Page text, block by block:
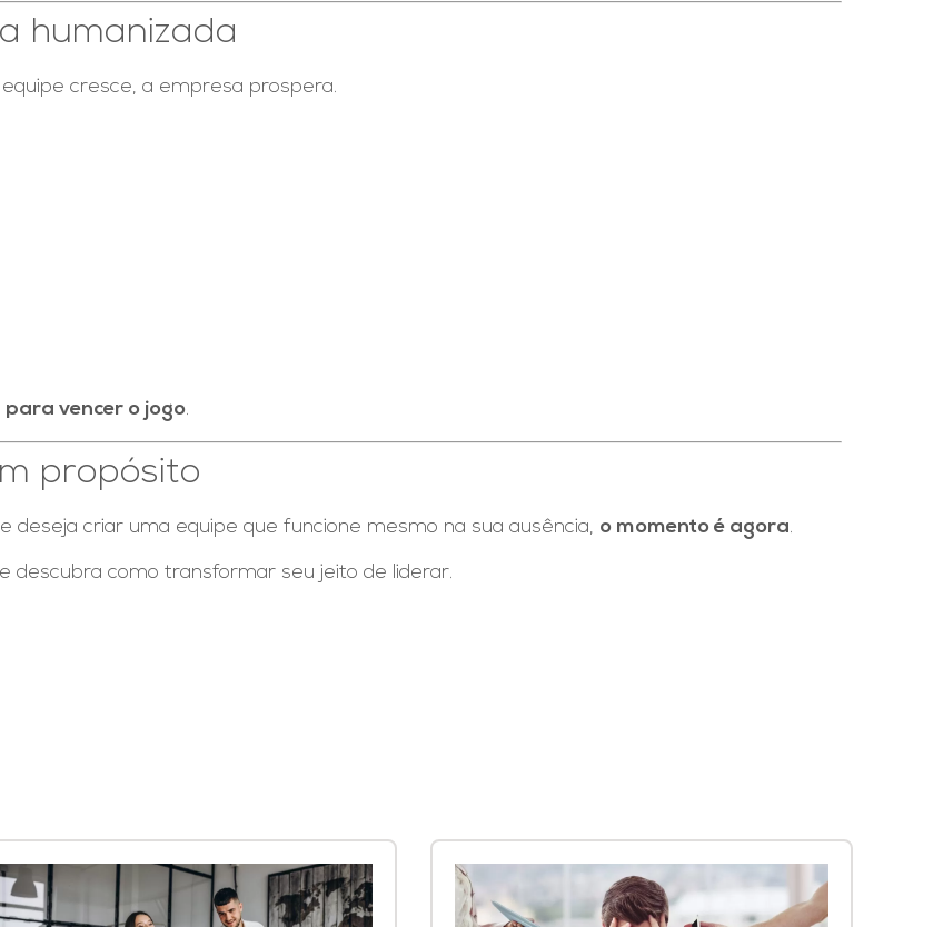
humanizada
cresce, a empresa prospera.
vencer o jogo.
propósito
deseja criar uma equipe que funcione mesmo na sua ausência, o momento é agora.
e descubra como transformar seu jeito de liderar.